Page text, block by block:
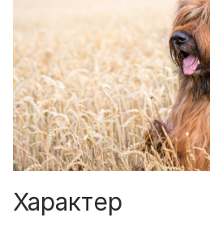
Характер